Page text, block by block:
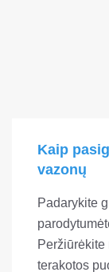
Kaip
vazonų
Padarykite
terakotos